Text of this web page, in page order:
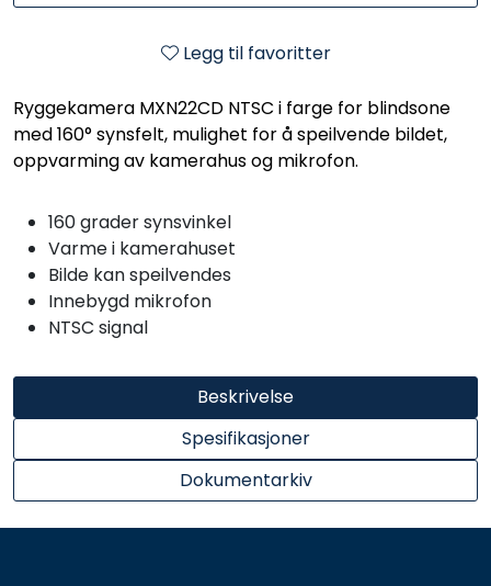
Legg til favoritter
Ryggekamera MXN22CD NTSC i farge for blindsone
med 160° synsfelt, mulighet for å speilvende bildet,
oppvarming av kamerahus og mikrofon.
Beskrivelse
Spesifikasjoner
Dokumentarkiv
160 grader synsvinkel
Varme i kamerahuset
Bilde kan speilvendes
Innebygd mikrofon
NTSC signal